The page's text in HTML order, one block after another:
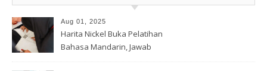
Aug 01, 2025
Harita Nickel Buka Pelatihan
Bahasa Mandarin, Jawab